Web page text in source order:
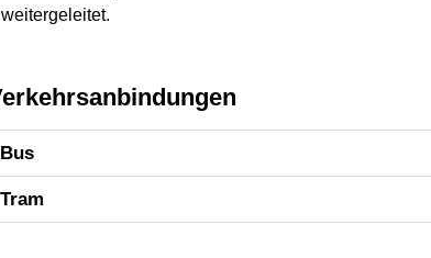
weitergeleitet.
Bus
Tram